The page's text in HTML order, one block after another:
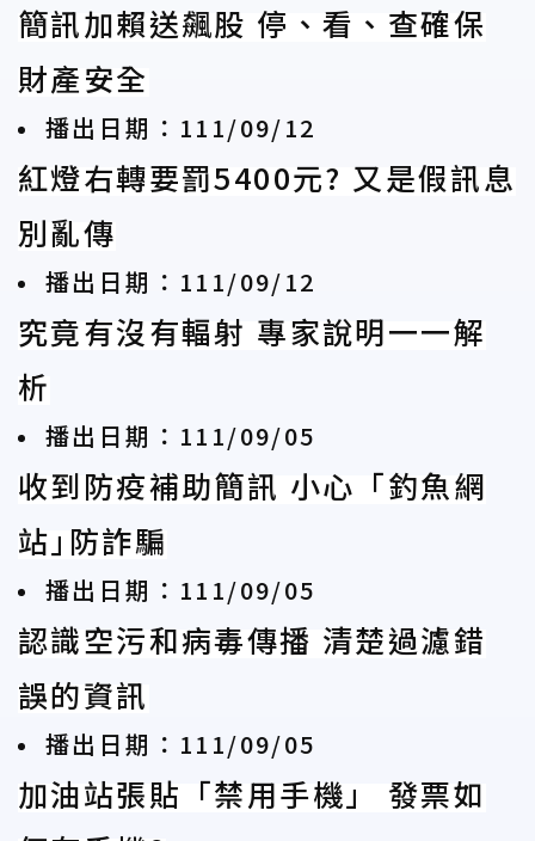
簡訊加賴送飆股 停、看、查確保
財產安全
播出日期：111/09/12
紅燈右轉要罰5400元? 又是假訊息
別亂傳
播出日期：111/09/12
究竟有沒有輻射 專家說明一一解
析
播出日期：111/09/05
收到防疫補助簡訊 小心「釣魚網
站｣防詐騙
播出日期：111/09/05
認識空污和病毒傳播 清楚過濾錯
誤的資訊
播出日期：111/09/05
加油站張貼「禁用手機」 發票如